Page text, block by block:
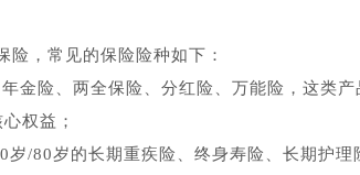
险，常见的保险险种如下：
金险、两全保险、分红险、万能险，这类
权益；
岁/80岁的长期重疾险、终身寿险、长期护理